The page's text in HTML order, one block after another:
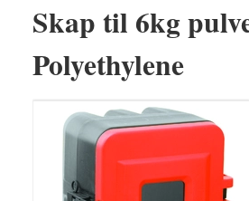
Skap til 6kg
Polyethylene